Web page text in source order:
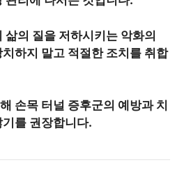
삶의 질을 저하시키는 악화의
하지 말고 적절한 조치를 취합
손목 터널 증후군의 예방과 치
를 권장합니다.